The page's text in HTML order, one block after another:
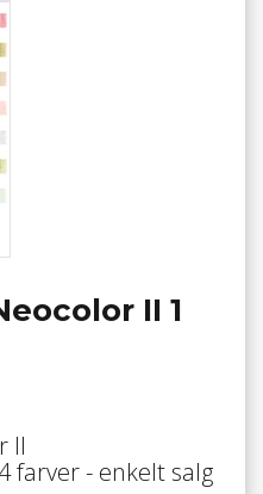
II 1
II
farver - enkelt salg